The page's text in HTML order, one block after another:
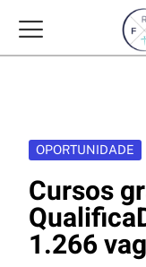
OPORTUNIDADE
Cursos
1.266